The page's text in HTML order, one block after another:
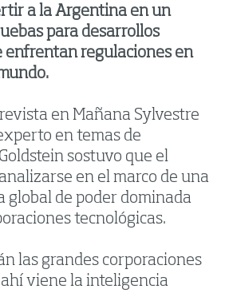
a la Argentina en un
para desarrollos
enfrentan regulaciones en
en Mañana Sylvestre
en temas de
sostuvo que el
en el marco de una
global de poder dominada
tecnológicas.
las grandes corporaciones
viene la inteligencia